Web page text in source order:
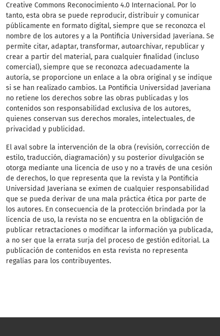
Creative Commons Reconocimiento 4.0 Internacional. Por lo
tanto, esta obra se puede reproducir, distribuir y comunicar
públicamente en formato digital, siempre que se reconozca el
nombre de los autores y a la Pontificia Universidad Javeriana. Se
permite citar, adaptar, transformar, autoarchivar, republicar y
crear a partir del material, para cualquier finalidad (incluso
comercial), siempre que se reconozca adecuadamente la
autoría, se proporcione un enlace a la obra original y se indique
si se han realizado cambios. La Pontificia Universidad Javeriana
no retiene los derechos sobre las obras publicadas y los
contenidos son responsabilidad exclusiva de los autores,
quienes conservan sus derechos morales, intelectuales, de
privacidad y publicidad.
El aval sobre la intervención de la obra (revisión, corrección de
estilo, traducción, diagramación) y su posterior divulgación se
otorga mediante una licencia de uso y no a través de una cesión
de derechos, lo que representa que la revista y la Pontificia
Universidad Javeriana se eximen de cualquier responsabilidad
que se pueda derivar de una mala práctica ética por parte de
los autores. En consecuencia de la protección brindada por la
licencia de uso, la revista no se encuentra en la obligación de
publicar retractaciones o modificar la información ya publicada,
a no ser que la errata surja del proceso de gestión editorial. La
publicación de contenidos en esta revista no representa
regalías para los contribuyentes.